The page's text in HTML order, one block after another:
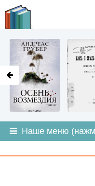
Наше меню
LITMIR.ORG